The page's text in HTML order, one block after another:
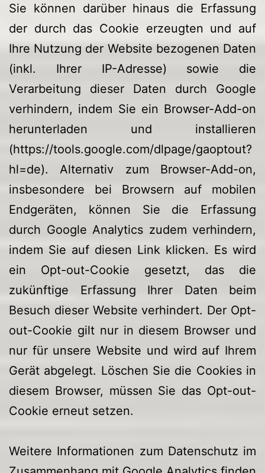
Sie können darüber hinaus die Erfassung
der durch das Cookie erzeugten und auf
Ihre Nutzung der Website bezogenen Daten
(inkl. Ihrer IP-Adresse) sowie die
Verarbeitung dieser Daten durch Google
verhindern, indem Sie ein Browser-Add-on
herunterladen und installieren
(https://tools.google.com/dlpage/gaoptout?
hl=de). Alternativ zum Browser-Add-on,
insbesondere bei Browsern auf mobilen
Endgeräten, können Sie die Erfassung
durch Google Analytics zudem verhindern,
indem Sie auf diesen Link klicken. Es wird
ein Opt-out-Cookie gesetzt, das die
zukünftige Erfassung Ihrer Daten beim
Besuch dieser Website verhindert. Der Opt-
out-Cookie gilt nur in diesem Browser und
nur für unsere Website und wird auf Ihrem
Gerät abgelegt. Löschen Sie die Cookies in
diesem Browser, müssen Sie das Opt-out-
Cookie erneut setzen.
Weitere Informationen zum Datenschutz im